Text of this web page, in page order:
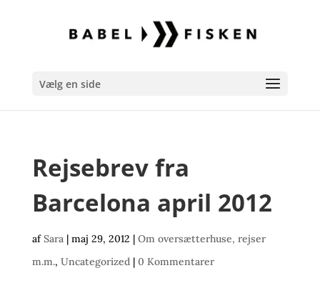
Vælg en side
Rejsebrev fra
Barcelona april 2012
afSara| maj 29, 2012 | Om oversætterhuse, rejser
m.m., Uncategorized| 0 Kommentarer